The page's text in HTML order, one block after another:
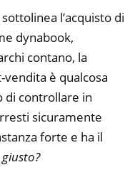
l’acquisto di
dynabook,
contano, la
è qualcosa
di controllare in
sicuramente
forte e ha il
giusto?